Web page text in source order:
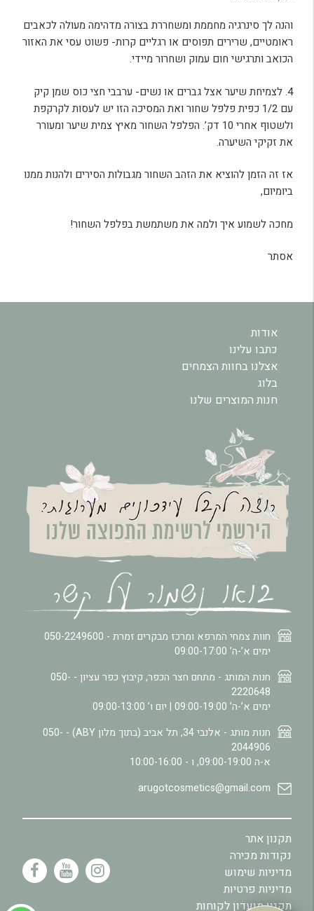
והנה לך סינרגיה מחממת ומשחררת בצורה מדהימה מעולה לכאבים
ראומטיים, שרירים תפוסים או רגליים קרות- פשוט עסי את האזור
הכואב ותרגישי חום עמוק ושחרור מיידי.
4. לצמיחת שיער אצל גברים או נשים- ערבבי חצי כוס שמן קיק
עם 1/2 כפית פלפל שחור ואת המסיכה הזו יש לעסות לקרקפת
ולשטוף אחרי 10 דק’. הפלפל השחור מאיץ צמית שיער ומעורר
את זקיקי השיערה.
אז זה הזמן להוציא את הזהב השחור מגבולות הסירים ולהנות ממנו
ביומיום,
מחכה לשמוע איך ולמה את משתמשת בפלפל השחור!
אסתר
חוות צמחי המרפא ומרכז מבקרים זמרת - 050-2249600
ימים א’-ה’ 09:00-17:00
חנות המותג - מתחם חצר הכפר, קיבוץ כפר עציון - 050-
2220648
ימים א’-ה’ 09:00-19:00 | יום ו’ 09:00-13:00
חנות מותג - אלנבי 34, תל אביב (בתוך מלון ABY) -
050-
2044906
א-ה 09:00-19:00, ו - 10:00-16:00
arugotcosmetics@gmail.com
תקנון אתר
נקודות מכירה
מדיניות שימוש
מדיניות פרטיות
תקנון מועדון לקוחות
אודות
כתבו עלינו
אצלנו בחוות הצמחים
בלוג
חנות המוצרים שלנו